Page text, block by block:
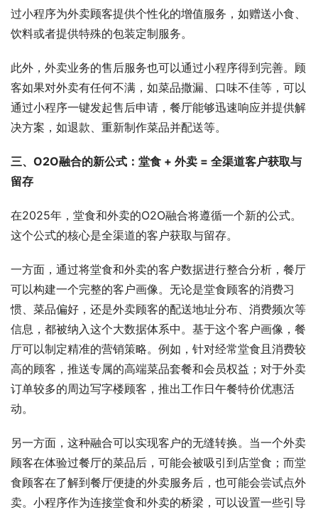
过小程序为外卖顾客提供个性化的增值服务，如赠送小食、
饮料或者提供特殊的包装定制服务。
此外，外卖业务的售后服务也可以通过小程序得到完善。顾
客如果对外卖有任何不满，如菜品撒漏、口味不佳等，可以
通过小程序一键发起售后申请，餐厅能够迅速响应并提供解
决方案，如退款、重新制作菜品并配送等。
三、O2O融合的新公式：堂食 + 外卖 = 全渠道客户获取与
留存
在2025年，堂食和外卖的O2O融合将遵循一个新的公式。
这个公式的核心是全渠道的客户获取与留存。
一方面，通过将堂食和外卖的客户数据进行整合分析，餐厅
可以构建一个完整的客户画像。无论是堂食顾客的消费习
惯、菜品偏好，还是外卖顾客的配送地址分布、消费频次等
信息，都被纳入这个大数据体系中。基于这个客户画像，餐
厅可以制定精准的营销策略。例如，针对经常堂食且消费较
高的顾客，推送专属的高端菜品套餐和会员权益；对于外卖
订单较多的周边写字楼顾客，推出工作日午餐特价优惠活
动。
另一方面，这种融合可以实现客户的无缝转换。当一个外卖
顾客在体验过餐厅的菜品后，可能会被吸引到店堂食；而堂
食顾客在了解到餐厅便捷的外卖服务后，也可能会尝试点外
卖。小程序作为连接堂食和外卖的桥梁，可以设置一些引导